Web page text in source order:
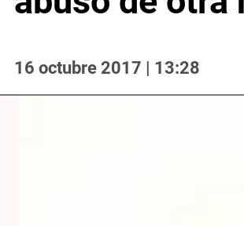
16 octubre 2017 | 13:28